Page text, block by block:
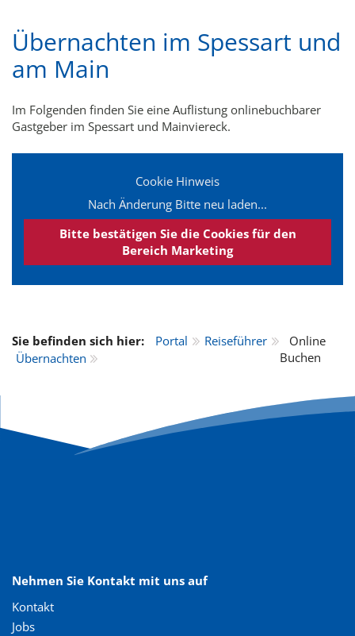
Übernachten im Spessart und
am Main
Im Folgenden finden Sie eine Auflistung onlinebuchbarer
Gastgeber im Spessart und Mainviereck.
Cookie Hinweis
Nach Änderung Bitte neu laden...
Bitte bestätigen Sie die Cookies für den
Bereich Marketing
Sie befinden sich hier: Portal
Reiseführer
Übernachten
Online
Buchen
Nehmen Sie Kontakt mit uns auf
Kontakt
Jobs